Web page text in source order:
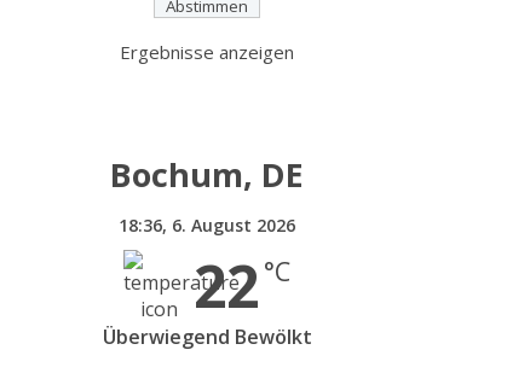
Ergebnisse anzeigen
Bochum, DE
18:36, 6. August 2026
22 °C
Überwiegend Bewölkt